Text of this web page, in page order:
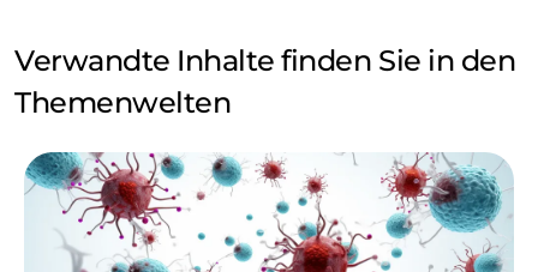
Verwandte Inhalte finden Sie in den
Themenwelten